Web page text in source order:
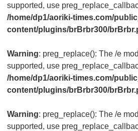
supported, use
/home/dp1/aoriki-times.com/
content/plugins/brBrbr300/
Warning: preg_replace(): The /e
supported, use
/home/dp1/aoriki-times.com/
content/plugins/brBrbr300/
Warning: preg_replace(): The /e
supported, use